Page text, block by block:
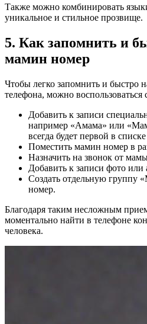
Также можно комбинировать
уникальное и стильное прозвище.
5. Как запомнить и
мамин номер
Чтобы легко запомнить и быстро
телефона, можно
Добавить к записи
например «Амама» или
всегда будет первой в
Поместить мамин номер в
Назначить на звонок от
Добавить к записи фото или
Создать отдельную группу
номер.
Благодаря таким несложным
моментально найти в телефоне
человека.